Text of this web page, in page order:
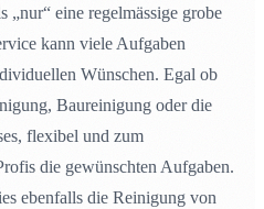
„nur“ eine regelmässige grobe
kann viele Aufgaben
Wünschen. Egal ob
Baureinigung oder die
flexibel und zum
die gewünschten Aufgaben.
ebenfalls die Reinigung von